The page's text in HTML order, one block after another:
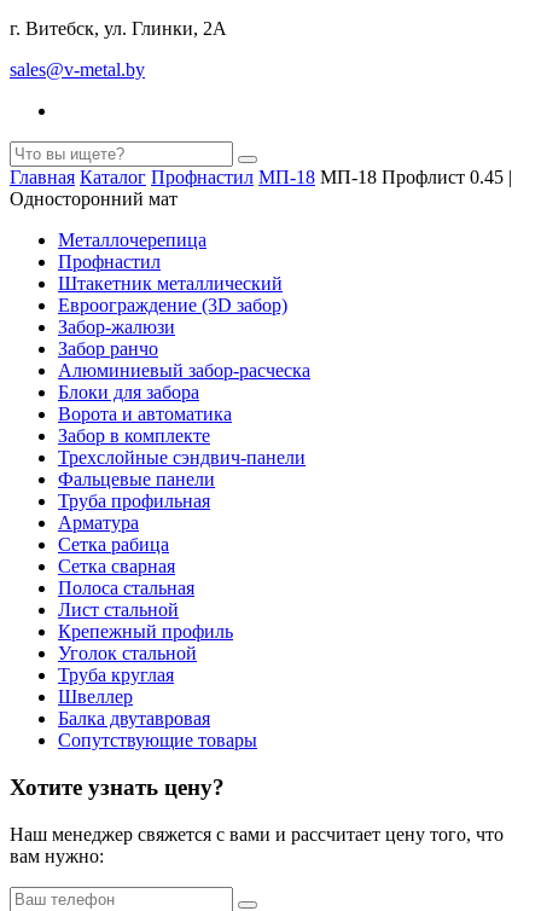
г. Витебск, ул. Глинки, 2А
sales@v-metal.by
Главная Каталог Профнастил МП-18 МП-18 Профлист 0.45 |
Односторонний мат
Металлочерепица
Профнастил
Штакетник металлический
Евроограждение (3D забор)
Забор-жалюзи
Забор ранчо
Алюминиевый забор-расческа
Блоки для забора
Ворота и автоматика
Забор в комплекте
Трехслойные сэндвич-панели
Фальцевые панели
Труба профильная
Арматура
Cетка рабица
Сетка сварная
Полоса стальная
Лист стальной
Крепежный профиль
Уголок стальной
Труба круглая
Швеллер
Балка двутавровая
Сопутствующие товары
Хотите узнать цену?
Наш менеджер свяжется с вами и рассчитает цену того, что
вам нужно: